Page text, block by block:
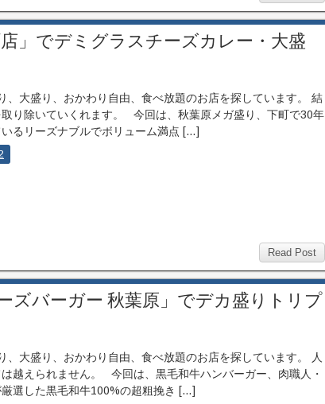
」でデミグラスチーズカレー・大盛
、大盛り、おかわり自由、食べ放題のお店を探しています。 結
り除いていくれます。 今回は、秋葉原メガ盛り、下町で30年
るリーズナブルでボリューム満点 […]
Read Post
ズバーガー 秋葉原」でデカ盛りトリプ
、大盛り、おかわり自由、食べ放題のお店を探しています。 人
越えられません。 今回は、黒毛和牛ハンバーガー、肉職人・
選した黒毛和牛100%の超粗挽き […]